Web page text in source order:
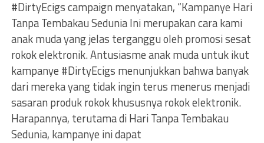
#DirtyEcigs campaign menyatakan, “Kampanye Hari
Tanpa Tembakau Sedunia Ini merupakan cara kami
anak muda yang jelas terganggu oleh promosi sesat
rokok elektronik. Antusiasme anak muda untuk ikut
kampanye #DirtyEcigs menunjukkan bahwa banyak
dari mereka yang tidak ingin terus menerus menjadi
sasaran produk rokok khususnya rokok elektronik.
Harapannya, terutama di Hari Tanpa Tembakau
Sedunia, kampanye ini dapat